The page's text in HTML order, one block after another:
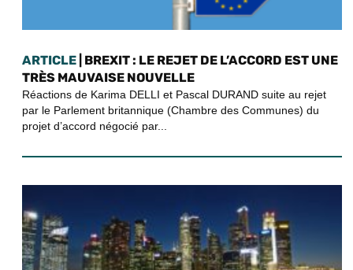
ARTICLE | BREXIT : LE REJET DE L’ACCORD EST UNE
TRÈS MAUVAISE NOUVELLE
Réactions de Karima DELLI et Pascal DURAND suite au rejet
par le Parlement britannique (Chambre des Communes) du
projet d’accord négocié par...